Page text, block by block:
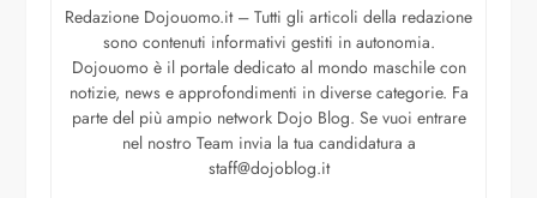
Redazione Dojouomo.it – Tutti gli articoli della redazione
sono contenuti informativi gestiti in autonomia.
Dojouomo è il portale dedicato al mondo maschile con
notizie, news e approfondimenti in diverse categorie. Fa
parte del più ampio network Dojo Blog. Se vuoi entrare
nel nostro Team invia la tua candidatura a
staff@dojoblog.it